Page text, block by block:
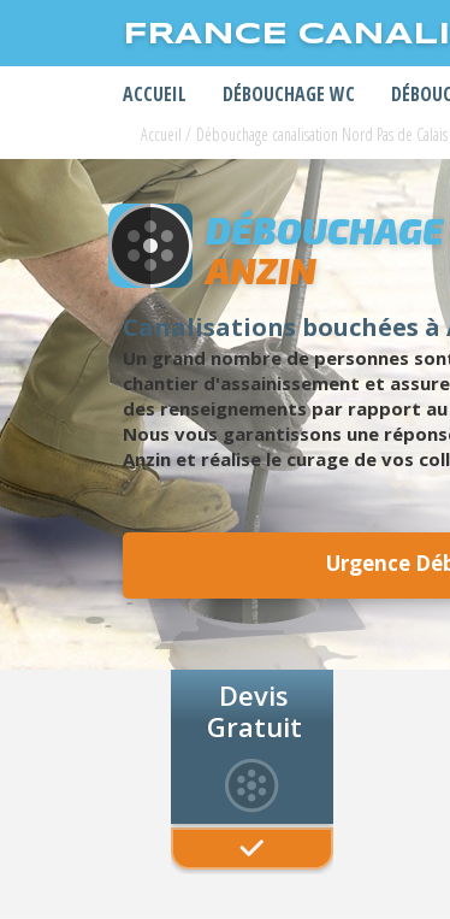
FRANCE
ACCUEIL DÉBOUCHAGE WC
Accueil / Débouchage canalisation Nord Pas de Calais
ANZIN
Canalisations bouchées
Un grand nombre de personnes
chantier d'assainissement et
des renseignements par rapport
Nous vous garantissons une
Anzin et réalise le curage de vos
Urgence
Devis
Gratuit